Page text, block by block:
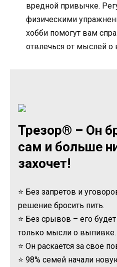
вредной привычке.
физическими
хобби помогут вам
отвлечься от мыслей о
Трезор® – Он
сам и больше
захочет!
⭐ Без запретов и
решение бросить пить.
⭐ Без срывов – его
только мысли о выпивке.
⭐ Он раскается за свое
⭐ 98% семей начали